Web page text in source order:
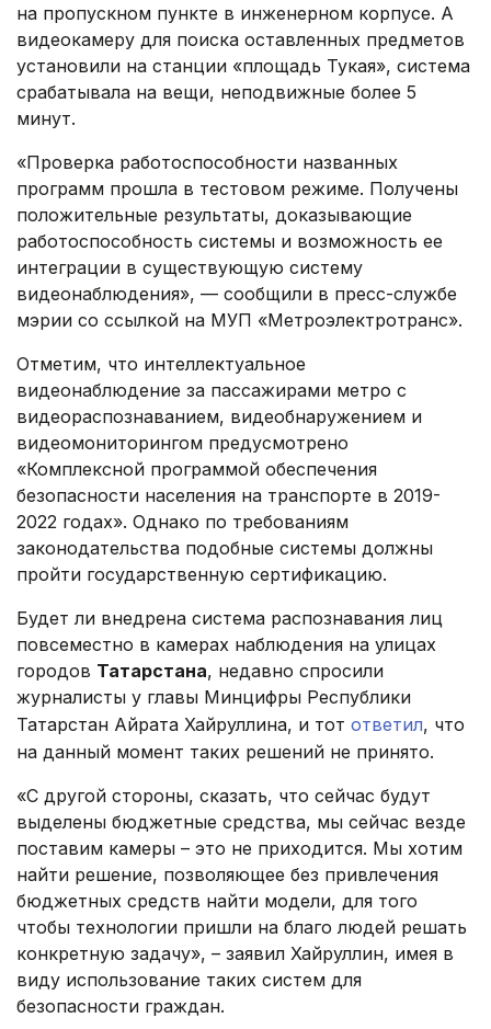
на пропускном пункте в инженерном корпусе. А
видеокамеру для поиска оставленных предметов
установили на станции «площадь Тукая», система
срабатывала на вещи, неподвижные более 5
минут.
«Проверка работоспособности названных
программ прошла в тестовом режиме. Получены
положительные результаты, доказывающие
работоспособность системы и возможность ее
интеграции в существующую систему
видеонаблюдения», — сообщили в пресс-службе
мэрии со ссылкой на МУП «Метроэлектротранс».
Отметим, что интеллектуальное
видеонаблюдение за пассажирами метро с
видеораспознаванием, видеобнаружением и
видеомониторингом предусмотрено
«Комплексной программой обеспечения
безопасности населения на транспорте в 2019-
2022 годах». Однако по требованиям
законодательства подобные системы должны
пройти государственную сертификацию.
Будет ли внедрена система распознавания лиц
повсеместно в камерах наблюдения на улицах
городов Татарстана, недавно спросили
журналисты у главы Минцифры Республики
Татарстан Айрата Хайруллина, и тот ответил, что
на данный момент таких решений не принято.
«С другой стороны, сказать, что сейчас будут
выделены бюджетные средства, мы сейчас везде
поставим камеры – это не приходится. Мы хотим
найти решение, позволяющее без привлечения
бюджетных средств найти модели, для того
чтобы технологии пришли на благо людей решать
конкретную задачу», – заявил Хайруллин, имея в
виду использование таких систем для
безопасности граждан.